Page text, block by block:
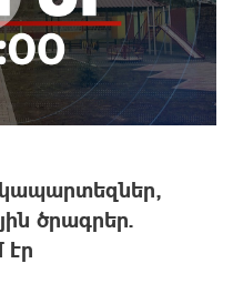
ծրագրեր.
էր